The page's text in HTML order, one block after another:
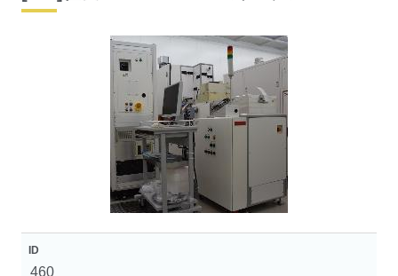
ID
460